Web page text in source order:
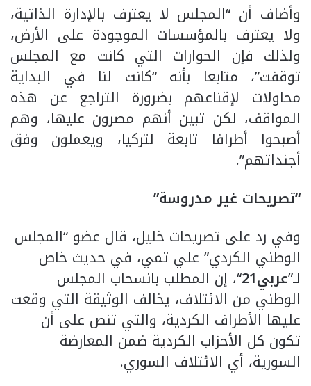
وأضاف أن “المجلس لا يعترف بالإدارة الذاتية،
ولا يعترف بالمؤسسات الموجودة على الأرض،
ولذلك فإن الحوارات التي كانت مع المجلس
توقفت”، متابعا بأنه “كانت لنا في البداية
محاولات لإقناعهم بضرورة التراجع عن هذه
المواقف، لكن تبين أنهم مصرون عليها، وهم
أصبحوا أطرافا تابعة لتركيا، ويعملون وفق
أجنداتهم”.
“تصريحات غير مدروسة”
وفي رد على تصريحات خليل، قال عضو “المجلس
الوطني الكردي” علي تمي، في حديث خاص
لـ”عربي21 “، إن المطلب بانسحاب المجلس
الوطني من الائتلاف، يخالف الوثيقة التي وقعت
عليها الأطراف الكردية، والتي تنص على أن
تكون كل الأحزاب الكردية ضمن المعارضة
السورية، أي الائتلاف السوري.